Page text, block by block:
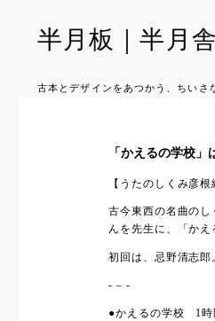
半月板｜半月
古本とデザインをあつかう、ちいさ
「かえるの学校」
【うたのしくみ彦
古今東西の名曲の
んを先生に、「か
初回は、忌野清志郎
- – -
●かえるの学校 1時